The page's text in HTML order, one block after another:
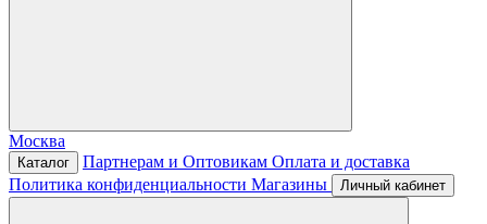
Москва
Каталог Партнерам и Оптовикам Оплата и доставка
Политика конфиденциальности Магазины Личный кабинет